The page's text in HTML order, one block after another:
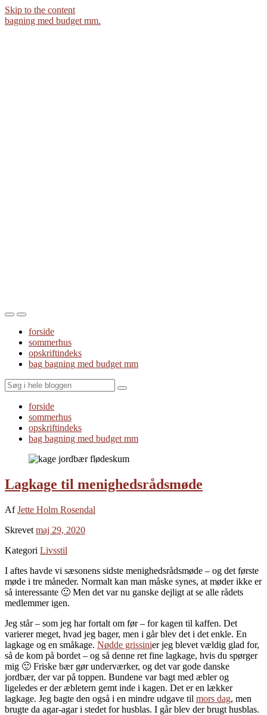
Skip to the content
bagning med budget mm.
Toggle
mobile
menu
Toggle
the
search
field
forside
sommerhus
opskriftindeks
bag bagning med budget mm
Search
forside
sommerhus
opskriftindeks
bag bagning med budget mm
Lagkage til menighedsrådsmøde
AfJette Holm Rosendal
Skrevet maj 29, 2020
Kategori Livsstil
I aftes havde vi sæsonens sidste menighedsrådsmøde – og det første
møde i tre måneder. Normalt kan man måske synes, at møder ikke er
så interessante 🙂 Men det var nu ganske dejligt at se alle rådets
medlemmer igen.
Jeg står – som jeg har fortalt om før – for kagen til kaffen. Det
varierer meget, hvad jeg bager, men i går blev det i det enkle. En
lagkage og en småkage. Nødde grissinier jeg blevet vældig glad for,
så de kom på bordet – og så denne ret fine lagkage, hvis du spørger
mig 🙂 Friske bær gør underværker, og det var gode danske
jordbær, der var på toppen. Bundene var bagt med æbler og
ligeledes er der æbletern gemt inde i kagen. Det er en lækker
lagkage. Jeg bagte den også i en mindre udgave til mors dag, men
brugte da agar-agar i stedet for husblas. I går blev der brugt husblas.